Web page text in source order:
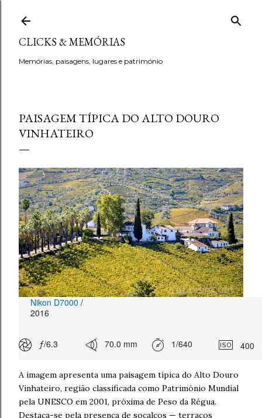
Avançar para o conteúdo principal
CLICKS & MEMÓRIAS
Memórias, paisagens, lugares e património
PAISAGEM TÍPICA DO ALTO DOURO
VINHATEIRO
Nikon D7000 /
2016
ƒ/6.3 70.0 mm 1/640 400
A imagem apresenta uma paisagem típica do Alto Douro
Vinhateiro, região classificada como Património Mundial
pela UNESCO em 2001, próxima de Peso da Régua.
Destaca-se pela presença de socalcos — terraços